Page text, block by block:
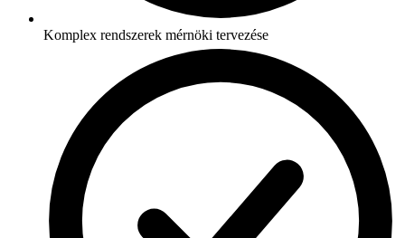
Komplex rendszerek mérnöki tervezése